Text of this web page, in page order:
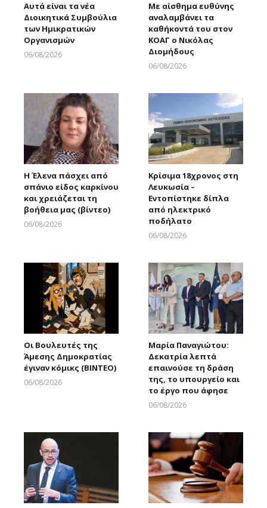
Αυτά είναι τα νέα
Διοικητικά Συμβούλια
των Ημικρατικών
Οργανισμών
06/08/2026
Με αίσθημα ευθύνης
αναλαμβάνει τα
καθήκοντά του στον
ΚΟΑΓ ο Νικόλας
Διομήδους
06/08/2026
Η Έλενα πάσχει από
σπάνιο είδος καρκίνου
και χρειάζεται τη
βοήθεια μας (βίντεο)
06/08/2026
Κρίσιμα 18χρονος στη
Λευκωσία –
Εντοπίστηκε δίπλα
από ηλεκτρικό
ποδήλατο
06/08/2026
Οι Βουλευτές της
Άμεσης Δημοκρατίας
έγιναν κόμικς (ΒΙΝΤΕΟ)
06/08/2026
Μαρία Παναγιώτου:
Δεκατρία λεπτά
επαινούσε τη δράση
της, το υπουργείο και
το έργο που άφησε
06/08/2026